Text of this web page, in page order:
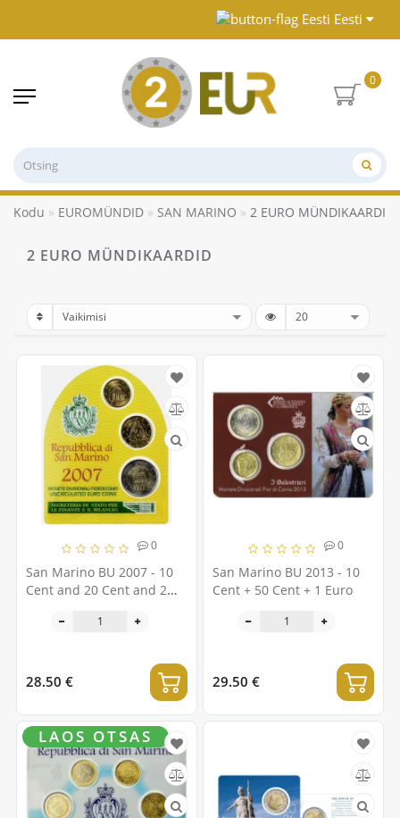
Eesti
0
Kodu EUROMÜNDID SAN MARINO 2 EURO MÜNDIKAARDID
2 EURO MÜNDIKAARDID
0
San Marino BU 2007 - 10
Cent and 20 Cent and 2
28.50 €
0
San Marino BU 2013 - 10
Cent + 50 Cent + 1 Euro
29.50 €
LAOS OTSAS